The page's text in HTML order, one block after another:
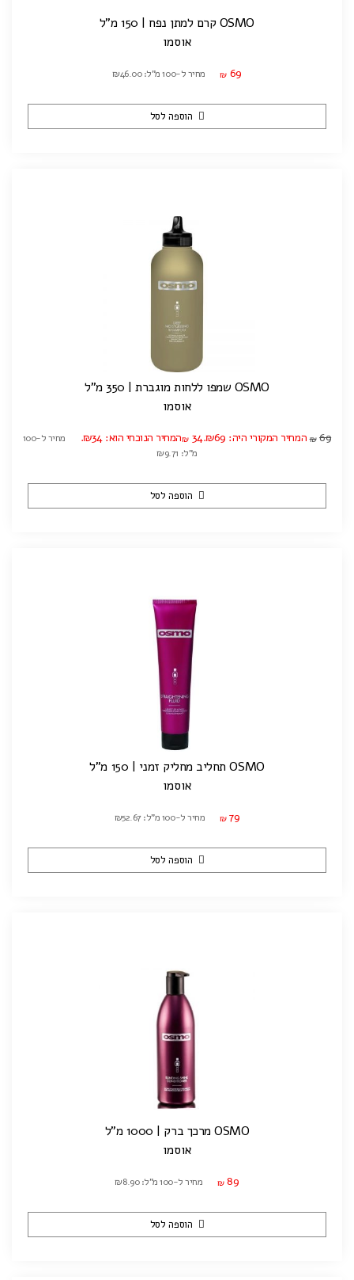
OSMO קרם למתן נפח | 150 מ"ל
אוסמו
₪ 69 מחיר ל-100 מ"ל: ₪46.00
הוספה לסל
OSMO שמפו ללחות מוגברת | 350 מ"ל
אוסמו
₪ 69 המחיר המקורי היה: ₪69. ₪ 34 המחיר הנוכחי הוא: ₪34.
מחיר ל-100
מ"ל: ₪9.71
הוספה לסל
OSMO תחליב מחליק זמני | 150 מ"ל
אוסמו
₪ 79 מחיר ל-100 מ"ל: ₪52.67
הוספה לסל
OSMO מרכך ברק | 1000 מ"ל
אוסמו
₪ 89 מחיר ל-100 מ"ל: ₪8.90
הוספה לסל